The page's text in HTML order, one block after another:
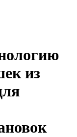
из